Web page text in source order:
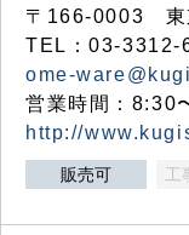
〒166-0003 東
TEL：03-3312-
ome-
営業時間：8:30
http://
販売可 工